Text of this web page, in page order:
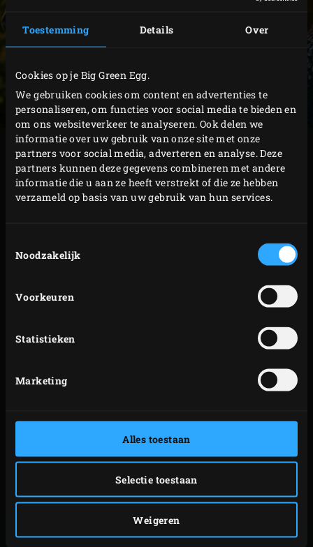
Toestemming Details Over
Cookies op je Big Green Egg.
We gebruiken cookies om content en advertenties te
personaliseren, om functies voor social media te bieden en
om ons websiteverkeer te analyseren. Ook delen we
informatie over uw gebruik van onze site met onze
partners voor social media, adverteren en analyse. Deze
partners kunnen deze gegevens combineren met andere
informatie die u aan ze heeft verstrekt of die ze hebben
verzameld op basis van uw gebruik van hun services.
Noodzakelijk
Voorkeuren
Statistieken
Marketing
Alles toestaan
Selectie toestaan
Weigeren
BEREIDING
Steek dehoutskoolin de Big Green Egg aan en
verwarm met het rvs-rooster tot een temperatuur
Kook de pappardelle 1 minuut korter dan in de
aanwijzingen op de verpakking is aangegeven
zodat de pasta net beetgaar is. Breng intussen de
slagroom, het water en de sojasaus aan de kook.
Haal als het roommengsel kookt de pan van het
vuur en zet apart.
shiitakes schoon en snijd ze in kwarten. Snijd 8
Verwarm 2 eetlepels olie uit de pot in de
geëmailleerde Dutch oven. Voeg de ui, shiitake en
het gedroogde eekhoorntjesbrood toe en bak ca. 5
minuten totdat de ui glazig is. Roer af en toe door en
sluit na elke handeling het deksel van de kamado.
Blus het paddenstoelenmengsel af met het
roommengsel. Haal de pan en het rooster uit de